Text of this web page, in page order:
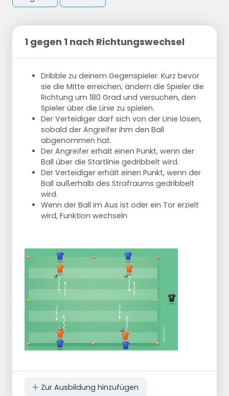
1 gegen 1 nach Richtungswechsel
Dribble zu deinem Gegenspieler. Kurz bevor
sie die Mitte erreichen, ändern die Spieler die
Richtung um 180 Grad und versuchen, den
Spieler über die Linie zu spielen.
Der Verteidiger darf sich von der Linie lösen,
sobald der Angreifer ihm den Ball
abgenommen hat.
Der Angreifer erhält einen Punkt, wenn der
Ball über die Startlinie gedribbelt wird.
Der Verteidiger erhält einen Punkt, wenn der
Ball außerhalb des Strafraums gedribbelt
wird.
Wenn der Ball im Aus ist oder ein Tor erzielt
wird, Funktion wechseln
Zur Ausbildung hinzufügen